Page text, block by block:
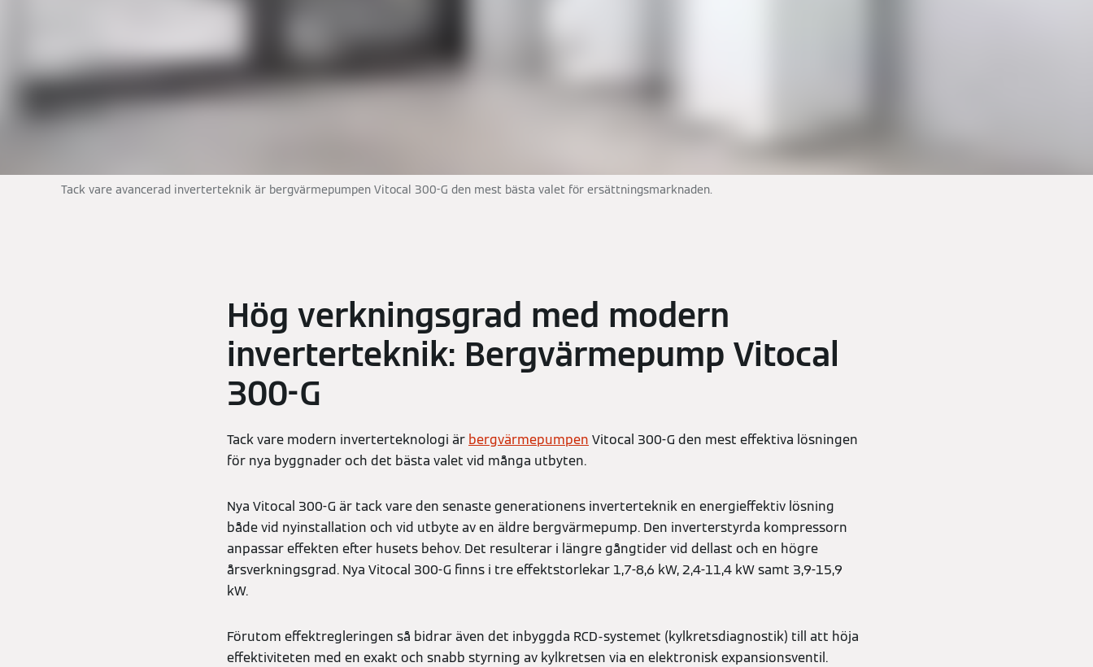
Tack vare avancerad inverterteknik är bergvärmepumpen Vitocal 300-G den mest bästa valet för ersättningsmarknaden.
Hög verkningsgrad med modern
inverterteknik: Bergvärmepump Vitocal
300-G
Tack vare modern inverterteknologi är bergvärmepumpen Vitocal 300-G den mest effektiva lösningen
för nya byggnader och det bästa valet vid många utbyten.
Nya Vitocal 300-G är tack vare den senaste generationens inverterteknik en energieffektiv lösning
både vid nyinstallation och vid utbyte av en äldre bergvärmepump. Den inverterstyrda kompressorn
anpassar effekten efter husets behov. Det resulterar i längre gångtider vid dellast och en högre
årsverkningsgrad. Nya Vitocal 300-G finns i tre effektstorlekar 1,7-8,6 kW, 2,4-11,4 kW samt 3,9-15,9
kW.
Förutom effektregleringen så bidrar även det inbyggda RCD-systemet (kylkretsdiagnostik) till att höja
effektiviteten med en exakt och snabb styrning av kylkretsen via en elektronisk expansionsventil.